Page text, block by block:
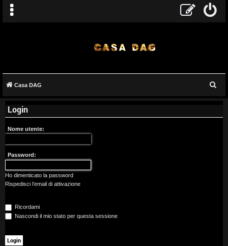
r
g
o
m
e
n
t
i
Casa DAG
Login
Nome utente:
Password:
Ho dimenticato la password
Rispedisci l’email di attivazione
Ricordami
Nascondi il mio stato per questa sessione